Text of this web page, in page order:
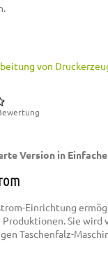
von
Version in
Einrichtung
Sie wird
Taschenfalz-